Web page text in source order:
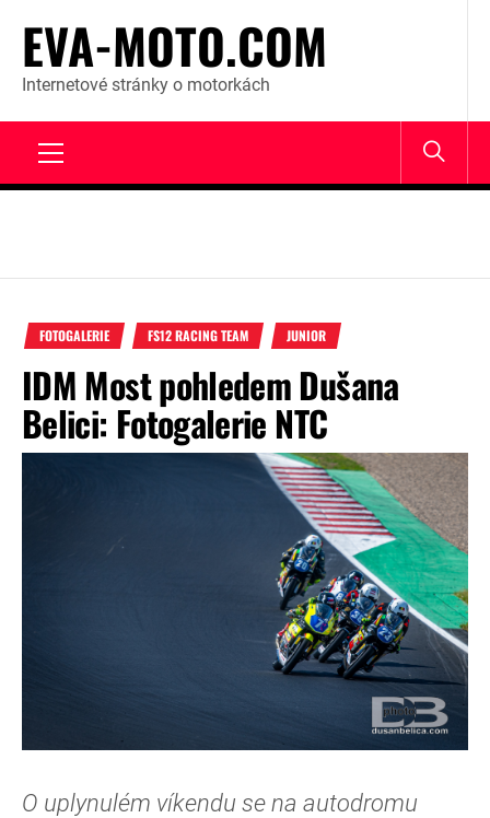
content
EVA-MOTO.COM
Internetové stránky o motorkách
FOTOGALERIE FS12 RACING TEAM JUNIOR
IDM Most pohledem Dušana
Belici: Fotogalerie NTC
O uplynulém víkendu se na autodromu